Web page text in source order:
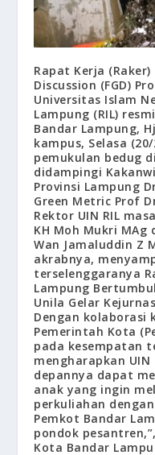
Rapat Kerja (Raker)
Discussion (FGD)
Universitas Islam
Lampung (RIL)
Bandar Lampung,
kampus, Selasa
pemukulan bedug
didampingi
Provinsi Lampung
Green Metric Prof
Rektor UIN RIL
KH Moh Mukri MAg
Wan Jamaluddin Z
akrabnya,
terselenggaranya
Lampung
Unila Gelar
Dengan kolaborasi
Pemerintah Kota
pada kesempatan
mengharapkan
depannya dapat
anak yang ingin
perkuliahan
Pemkot Bandar
pondok
Kota Bandar